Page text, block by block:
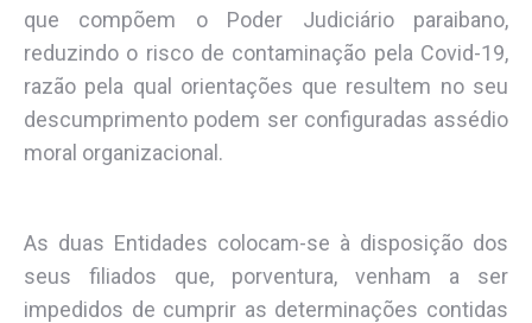
que compõem o Poder Judiciário paraibano,
reduzindo o risco de contaminação pela Covid-19,
razão pela qual orientações que resultem no seu
descumprimento podem ser configuradas assédio
moral organizacional.
As duas Entidades colocam-se à disposição dos
seus filiados que, porventura, venham a ser
impedidos de cumprir as determinações contidas